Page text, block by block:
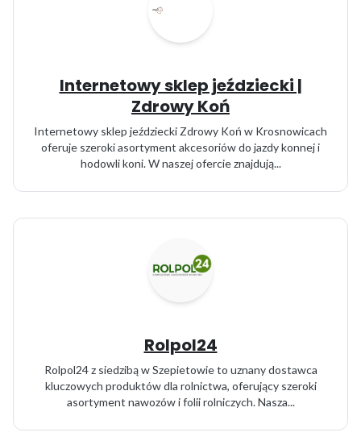
Internetowy sklep jeździecki |
Zdrowy Koń
Internetowy sklep jeździecki Zdrowy Koń w Krosnowicach
oferuje szeroki asortyment akcesoriów do jazdy konnej i
hodowli koni. W naszej ofercie znajdują...
Rolpol24
Rolpol24 z siedzibą w Szepietowie to uznany dostawca
kluczowych produktów dla rolnictwa, oferujący szeroki
asortyment nawozów i folii rolniczych. Nasza...